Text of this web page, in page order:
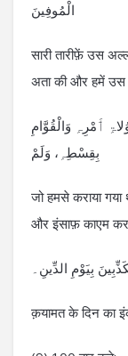
الْمُوفِینَ
सारी तारीफ़ें उस
अता की और हमें उस
ٲَمْرِہِ وَالْقُوَّامِ
بِقِسْطِہِ، وَلَمْ
जो हमसे कराया गया
और इंसाफ़ काएम
بِیَوْمِ الدِّینِ۔
क़यामत के दिन का